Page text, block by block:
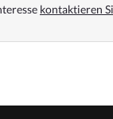
kontaktieren